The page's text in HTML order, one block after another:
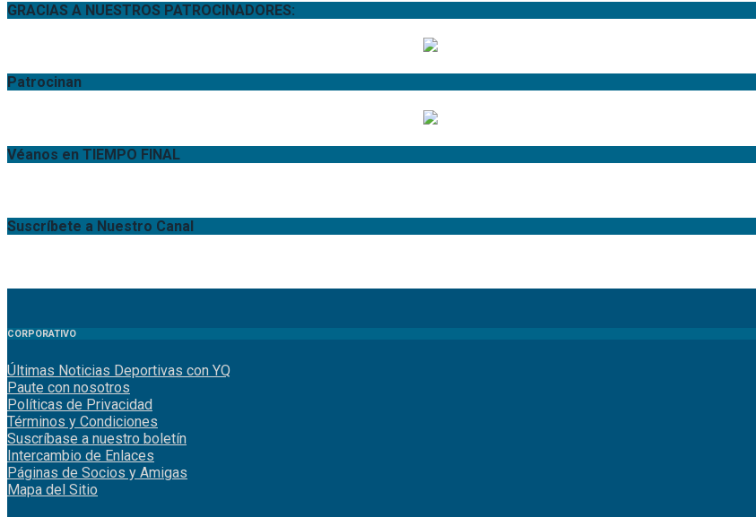
GRACIAS A NUESTROS PATROCINADORES:
Patrocinan
Véanos en TIEMPO FINAL
Suscríbete a Nuestro Canal
CORPORATIVO
Últimas Noticias Deportivas con YQ
Paute con nosotros
Políticas de Privacidad
Términos y Condiciones
Suscríbase a nuestro boletín
Intercambio de Enlaces
Páginas de Socios y Amigas
Mapa del Sitio